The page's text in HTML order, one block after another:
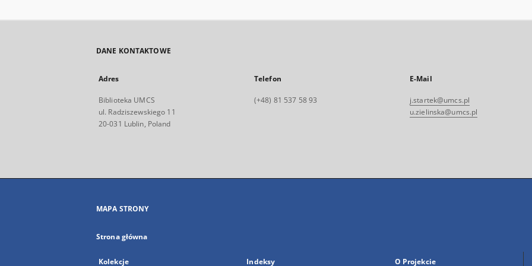
DANE KONTAKTOWE
Adres
Biblioteka UMCS
ul. Radziszewskiego 11
20-031 Lublin, Poland
Telefon
(+48) 81 537 58 93
E-Mail
j.startek@umcs.pl
u.zielinska@umcs.pl
MAPA STRONY
Strona główna
Kolekcje Indeksy O Projekcie